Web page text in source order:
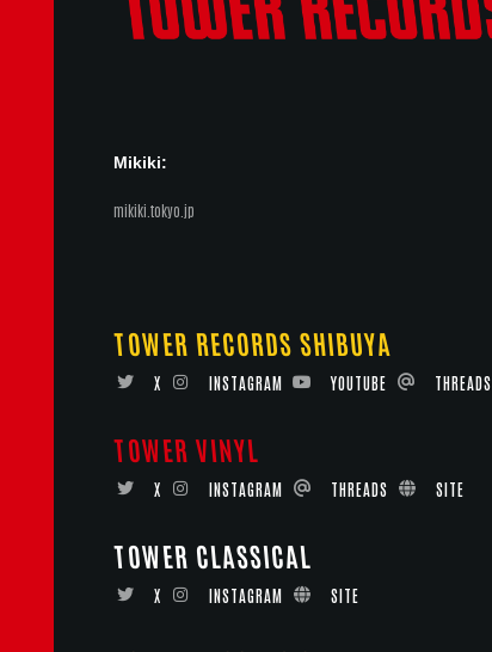
Mikiki:
mikiki.tokyo.jp
TOWER RECORDS SHIBUYA
X INSTAGRAM YOUTUBE THREADS
TOWER VINYL
X INSTAGRAM THREADS SITE
TOWER CLASSICAL
X INSTAGRAM SITE